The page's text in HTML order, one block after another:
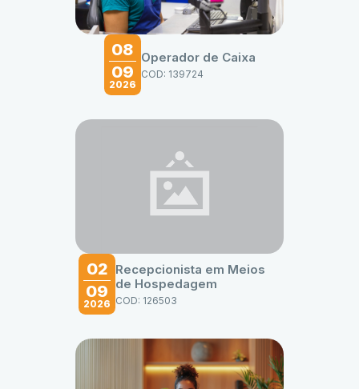
08
09
2026
Operador de Caixa
COD: 139724
02
09
2026
Recepcionista em Meios
de Hospedagem
COD: 126503